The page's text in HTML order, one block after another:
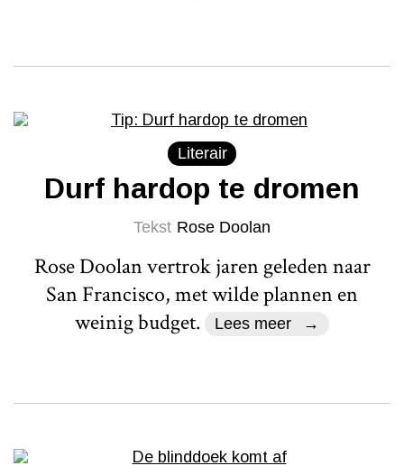
Literair
Durf hardop te dromen
Tekst Rose Doolan
Rose Doolan vertrok jaren geleden naar
San Francisco, met wilde plannen en
weinig budget.
Lees meer